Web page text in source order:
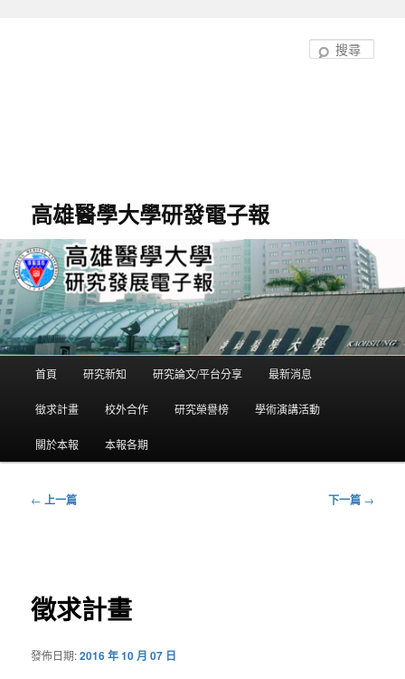
高雄醫學大學研發電子報
單
首頁 研究新知 研究論文/平台分享 最新消息
徵求計畫 校外合作 研究榮譽榜 學術演講活動
關於本報 本報各期
覽
← 上一篇 下一篇 →
徵求計畫
發佈日期:2016 年 10 月 07 日